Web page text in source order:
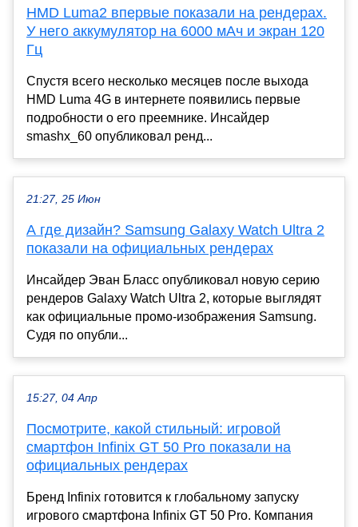
HMD Luma2 впервые показали на рендерах.
У него аккумулятор на 6000 мАч и экран 120
Гц
Спустя всего несколько месяцев после выхода
HMD Luma 4G в интернете появились первые
подробности о его преемнике. Инсайдер
smashx_60 опубликовал ренд...
21:27, 25 Июн
А где дизайн? Samsung Galaxy Watch Ultra 2
показали на официальных рендерах
Инсайдер Эван Бласс опубликовал новую серию
рендеров Galaxy Watch Ultra 2, которые выглядят
как официальные промо-изображения Samsung.
Судя по опубли...
15:27, 04 Апр
Посмотрите, какой стильный: игровой
смартфон Infinix GT 50 Pro показали на
официальных рендерах
Бренд Infinix готовится к глобальному запуску
игрового смартфона Infinix GT 50 Pro. Компания